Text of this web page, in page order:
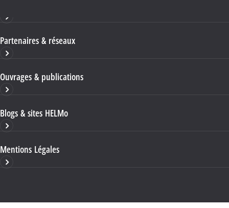
Partenaires & réseaux
Ouvrages & publications
Blogs & sites HELMo
Mentions Légales